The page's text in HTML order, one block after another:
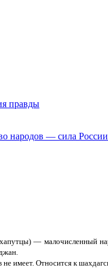
правды
народов — сила
— малочисленный
имеет. Относится к